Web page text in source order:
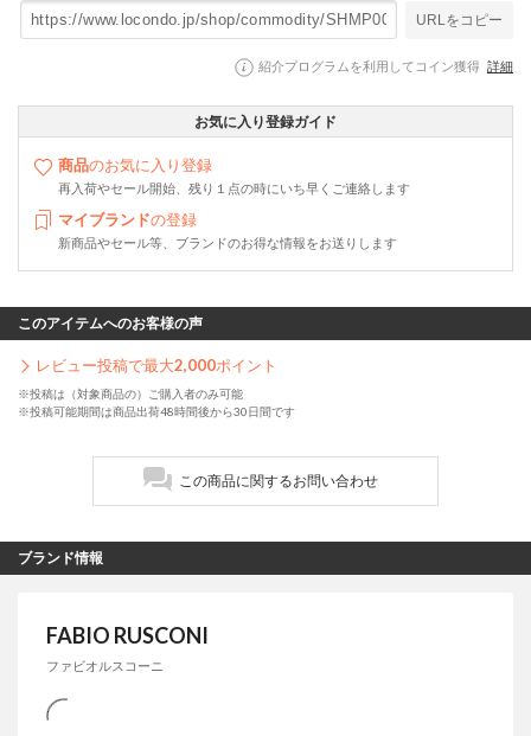
URLをコピー
紹介プログラムを利用してコイン獲得 詳細
お気に入り登録ガイド
商品のお気に入り登録
再入荷やセール開始、残り１点の時にいち早くご連絡します
マイブランドの登録
新商品やセール等、ブランドのお得な情報をお送りします
このアイテムへのお客様の声
レビュー投稿で最大2,000ポイント
※投稿は（対象商品の）ご購入者のみ可能
※投稿可能期間は商品出荷48時間後から30日間です
この商品に関するお問い合わせ
ブランド情報
FABIO RUSCONI
ファビオルスコーニ